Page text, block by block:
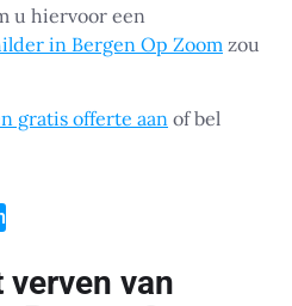
u hiervoor een
in Bergen Op Zoom zou
gratis offerte aan of bel
verven van